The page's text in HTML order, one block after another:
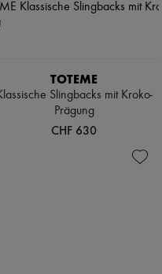
TOTEME
Slingbacks mit Kroko-
Prägung
CHF 630